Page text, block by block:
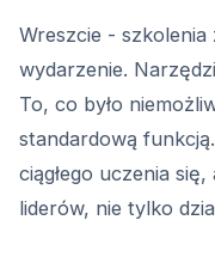
Wreszcie -
wydarzenie.
To, co było
standardową
ciągłego uczenia
liderów, nie tylko